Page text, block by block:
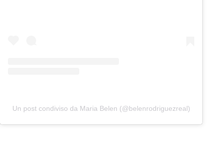
Un post condiviso da Maria Belen (@belenrodriguezreal)